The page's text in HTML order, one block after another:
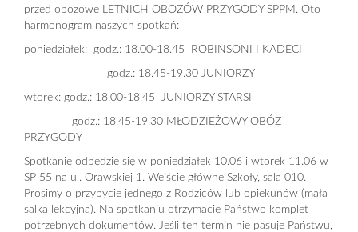
przed obozowe LETNICH OBOZÓW PRZYGODY SPPM. Oto
harmonogram naszych spotkań:
poniedziałek: godz.: 18.00-18.45 ROBINSONI I KADECI
godz.: 18.45-19.30 JUNIORZY
wtorek: godz.: 18.00-18.45 JUNIORZY STARSI
godz.: 18.45-19.30 MŁODZIEŻOWY OBÓZ
PRZYGODY
Spotkanie odbędzie się w poniedziałek 10.06 i wtorek 11.06 w
SP 55 na ul. Orawskiej 1. Wejście główne Szkoły, sala 010.
Prosimy o przybycie jednego z Rodziców lub opiekunów (mała
salka lekcyjna). Na spotkaniu otrzymacie Państwo komplet
potrzebnych dokumentów. Jeśli ten termin nie pasuje Państwu,